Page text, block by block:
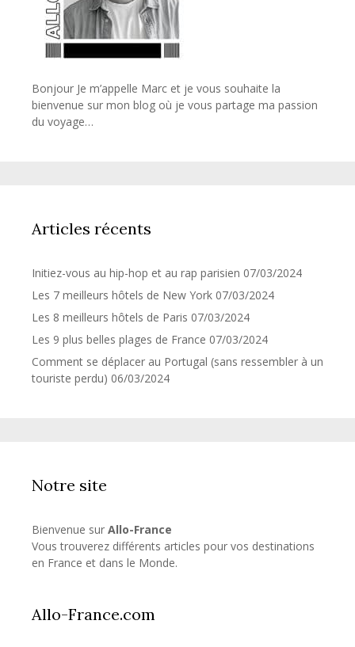
Bonjour Je m’appelle Marc et je vous souhaite la
bienvenue sur mon blog où je vous partage ma passion
du voyage…
Articles récents
Initiez-vous au hip-hop et au rap parisien 07/03/2024
Les 7 meilleurs hôtels de New York 07/03/2024
Les 8 meilleurs hôtels de Paris 07/03/2024
Les 9 plus belles plages de France 07/03/2024
Comment se déplacer au Portugal (sans ressembler à un
touriste perdu) 06/03/2024
Notre site
Bienvenue sur Allo-France
Vous trouverez différents articles pour vos destinations
en France et dans le Monde.
Allo-France.com